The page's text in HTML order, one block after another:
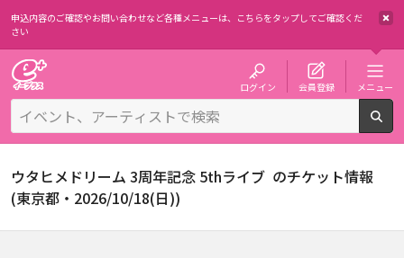
申込内容のご確認やお問い合わせなど各種メニューは、 こちらをタップしてご確認くだ
さい
ログイン 会員登録 メニュー
ウタヒメドリーム 3周年記念 5thライブ のチケット情報
(東京都・2026/10/18(日))